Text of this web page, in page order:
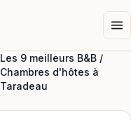
Les 9 meilleurs B&B /
Chambres d'hôtes à
Taradeau